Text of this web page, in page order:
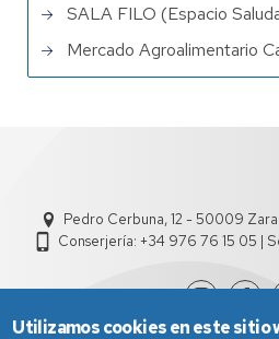
SALA FILO (Espacio
Mercado Agroalimentario
Pedro Cerbuna, 12 - 50009
Conserjería: +34 976 76 15 05 |
Utilizamos cookies en este sitio